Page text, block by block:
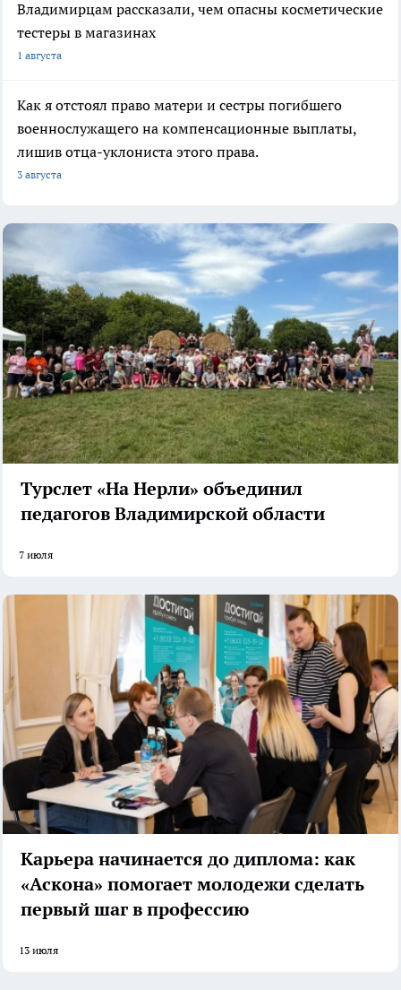
Владимирцам рассказали, чем опасны косметические
тестеры в магазинах
1 августа
Как я отстоял право матери и сестры погибшего
военнослужащего на компенсационные выплаты,
лишив отца-уклониста этого права.
3 августа
Турслет «На Нерли» объединил
педагогов Владимирской области
7 июля
Карьера начинается до диплома: как
«Аскона» помогает молодежи сделать
первый шаг в профессию
13 июля